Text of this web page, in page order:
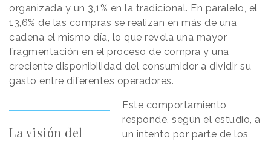
organizada y un 3,1% en la tradicional. En paralelo, el
13,6% de las compras se realizan en más de una
cadena el mismo día, lo que revela una mayor
fragmentación en el proceso de compra y una
creciente disponibilidad del consumidor a dividir su
gasto entre diferentes operadores.
La visión del
Este comportamiento
responde, según el estudio, a
un intento por parte de los